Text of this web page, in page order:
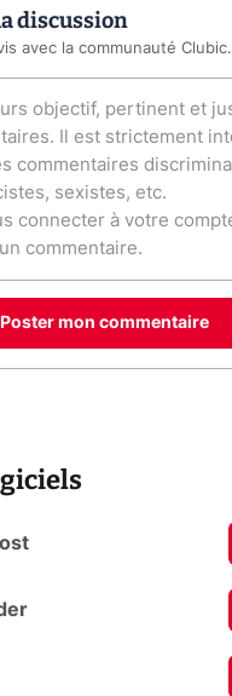
discussion
avec la communauté Clubic.
Poster mon commentaire